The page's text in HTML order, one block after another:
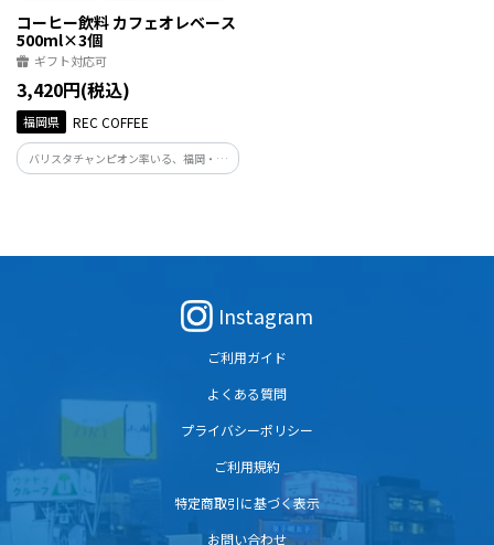
コーヒー飲料 カフェオレベース
500ml×3個
ギフト対応可
3,420円(税込)
福岡県 REC COFFEE
バリスタチャンピオン率いる、福岡・博
多発のスペシャルティコーヒー専門店。
ヒーです。
Instagram
ご利用ガイド
よくある質問
プライバシーポリシー
ご利用規約
特定商取引に基づく表示
お問い合わせ